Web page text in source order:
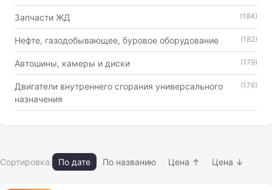
Запчасти ЖД (184)
Нефте, газодобывающее, буровое оборудование (182)
Автошины, камеры и диски (179)
Двигатели внутреннего сгорания универсального
назначения
(176)
Сортировка: По дате По названию Цена ↑ Цена ↓